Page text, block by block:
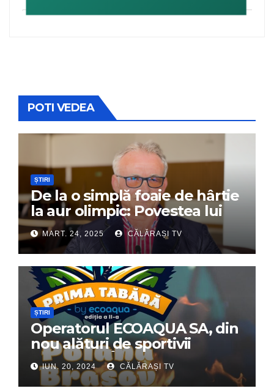
POTI VEDEA
ȘTIRI
De la o simplă foaie de hârtie
la aur olimpic: Povestea lui
Dumitru Chirilă
MART. 24, 2025 CĂLĂRAȘI TV
ȘTIRI
Operatorul ECOAQUA SA, din
nou alături de sportivii
călărășeni. Începe „Prima
Tabără”!
IUN. 20, 2024 CĂLĂRAȘI TV